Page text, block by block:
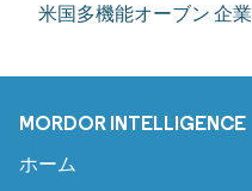
米国多機能オーブン 企業
MORDOR INTELLIGENCE
ホーム